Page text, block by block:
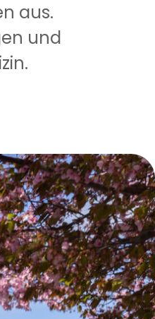
aus.
und